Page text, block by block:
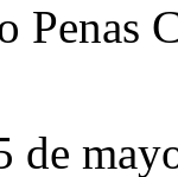
Penas
de